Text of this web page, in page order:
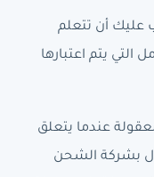
عليك أن تتعلم
يتم اعتبارها
عندما يتعلق
بشركة الشحن